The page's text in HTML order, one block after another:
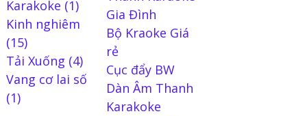
Karakoke (1)
Kinh nghiêm
(15)
Tải Xuống (4)
Vang cơ lai số
(1)
Gia Đình
Bộ Kraoke Giá
rẻ
Cục đẩy BW
Dàn Âm Thanh
Karakoke